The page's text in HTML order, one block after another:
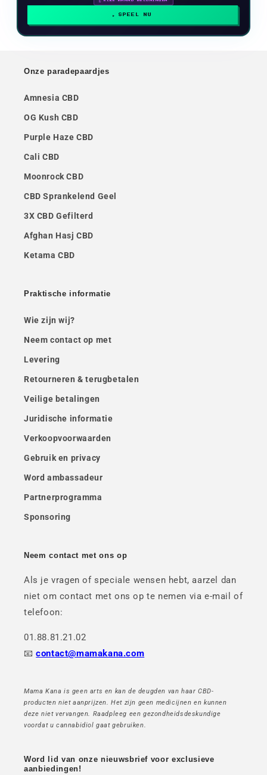
SPEEL NU
Onze paradepaardjes
Amnesia CBD
OG Kush CBD
Purple Haze CBD
Cali CBD
Moonrock CBD
CBD Sprankelend Geel
3X CBD Gefilterd
Afghan Hasj CBD
Ketama CBD
Praktische informatie
Wie zijn wij?
Neem contact op met
Levering
Retourneren & terugbetalen
Veilige betalingen
Juridische informatie
Verkoopvoorwaarden
Gebruik en privacy
Word ambassadeur
Partnerprogramma
Sponsoring
Neem contact met ons op
Als je vragen of speciale wensen hebt, aarzel dan
niet om contact met ons op te nemen via e-mail of
telefoon:
01.88.81.21.02
📧contact@mamakana.com
Mama Kana is geen arts en kan de deugden van haar CBD-
producten niet aanprijzen. Het zijn geen medicijnen en kunnen
deze niet vervangen. Raadpleeg een gezondheidsdeskundige
voordat u cannabidiol gaat gebruiken.
Word lid van onze nieuwsbrief voor exclusieve
aanbiedingen!